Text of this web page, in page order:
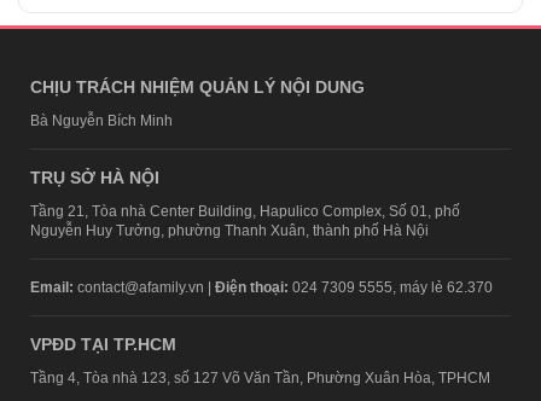
CHỊU TRÁCH NHIỆM QUẢN LÝ NỘI DUNG
Bà Nguyễn Bích Minh
TRỤ SỞ HÀ NỘI
Tầng 21, Tòa nhà Center Building, Hapulico Complex, Số 01, phố
Nguyễn Huy Tưởng, phường Thanh Xuân, thành phố Hà Nội
Email: contact@afamily.vn | Điện thoại: 024 7309 5555, máy lẻ 62.370
VPĐD TẠI TP.HCM
Tầng 4, Tòa nhà 123, số 127 Võ Văn Tần, Phường Xuân Hòa, TPHCM